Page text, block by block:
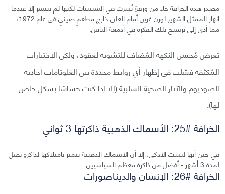
مصدر هذه الخرافة جاء من ورقةٍ نُشرت في الستينيات لكنها لم تنتشر إلا عندما
انهار الممثل الشهير لورن غرين أمام العلن خارج مطعمٍ صينيٍ في عام 1972،
مما أدى إلى ترسيخ تلك الفكرة في أدمغة الناس.
تعرض مُحسن النكهة المُضاف للتشويه لعقود، ولكن الاختبارات
المُكثفة فشلت في إظهار أي روابط محددة بين الغلوتامات أحادية
الصوديوم والآثار الصحية السلبية (إلا إذا كنت حساسًا بشكلٍ خاص
لها).
الخرافة #25: الأسماك الذهبية ذاكرتها 3 ثواني
في حين أنها ليست الأذكى، إلا أن الأسماك الذهبية تتميز بامتلاكها لذاكرةٍ تصل
لمدة 3 أشهر - أفضل من ذاكرة معظم السياسيين.
الخرافة #26: الإنسان والديناصورات